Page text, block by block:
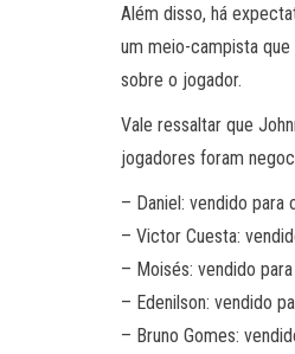
Além disso, há
um meio-campista
sobre o jogador.
Vale ressaltar que
jogadores foram
– Daniel: vendido para
– Victor Cuesta:
– Moisés: vendido
– Edenilson: vendido
– Bruno Gomes: